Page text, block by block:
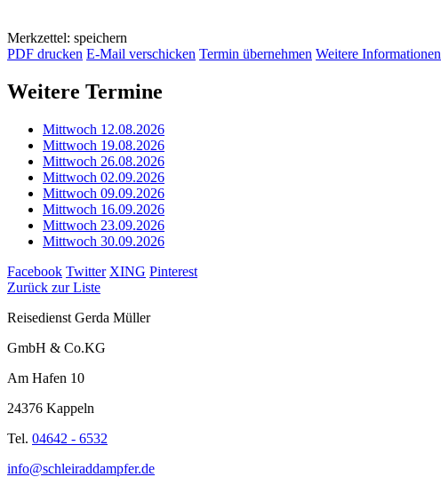
Merkzettel: speichern
PDF drucken E-Mail verschicken Termin übernehmen Weitere Informationen
Weitere Termine
Mittwoch 12.08.2026
Mittwoch 19.08.2026
Mittwoch 26.08.2026
Mittwoch 02.09.2026
Mittwoch 09.09.2026
Mittwoch 16.09.2026
Mittwoch 23.09.2026
Mittwoch 30.09.2026
Facebook Twitter XING Pinterest
Zurück zur Liste
Reisedienst Gerda Müller
GmbH & Co.KG
Am Hafen 10
24376 Kappeln
Tel. 04642 - 6532
info@schleiraddampfer.de